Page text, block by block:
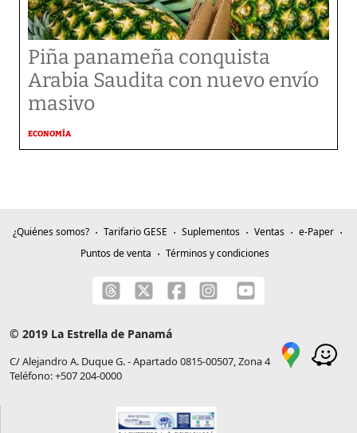
Piña panameña conquista
Arabia Saudita con nuevo envío
masivo
ECONOMÍA
¿Quiénes somos? Tarifario GESE Suplementos Ventas
e-Paper
Puntos de venta
Términos y condiciones
© 2019 La Estrella de Panamá
C/ Alejandro A. Duque G. - Apartado 0815-00507, Zona 4
Teléfono: +507 204-0000